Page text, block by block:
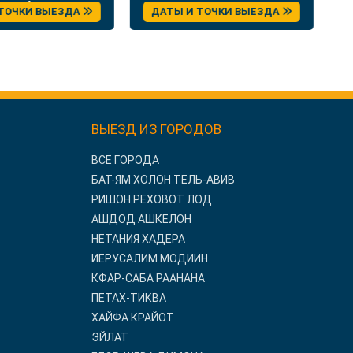
ВЫЕЗДА
Премьер
ДАТЫ И ТОЧКИ ВЫЕЗДА
ВЫЕЗД ИЗ ГОРОДОВ
ВСЕ ГОРОДА
БАТ-ЯМ ХОЛОН ТЕЛЬ-АВИВ
РИШОН РЕХОВОТ ЛОД
АШДОД АШКЕЛОН
НЕТАНИЯ ХАДЕРА
ИЕРУСАЛИМ МОДИИН
КФАР-САБА РААНАНА
ПЕТАХ-ТИКВА
ХАЙФА КРАЙОТ
ЭЙЛАТ